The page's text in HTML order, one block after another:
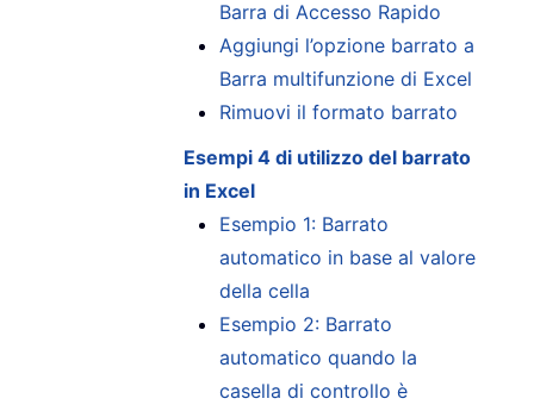
Barra di Accesso Rapido
Aggiungi l’opzione barrato a
Barra multifunzione di Excel
Rimuovi il formato barrato
Esempi 4 di utilizzo del barrato
in Excel
Esempio 1: Barrato
automatico in base al valore
della cella
Esempio 2: Barrato
automatico quando la
casella di controllo è